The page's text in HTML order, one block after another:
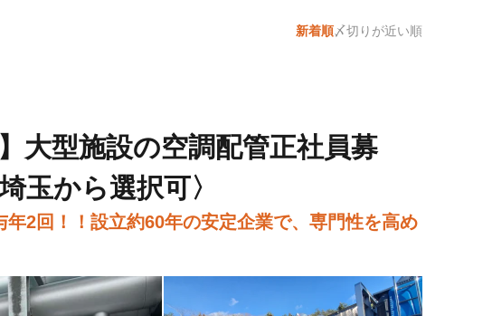
新着順〆切りが近い順
大型施設の空調配管正社員募
玉から選択可〉
2回！！設立約60年の安定企業で、専門性を高め